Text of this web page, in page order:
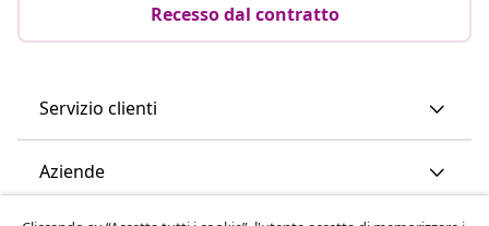
Recesso dal contratto
Servizio clienti
Aziende